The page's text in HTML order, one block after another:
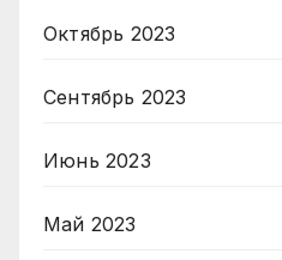
Октябрь 2023
Сентябрь 2023
Июнь 2023
Май 2023